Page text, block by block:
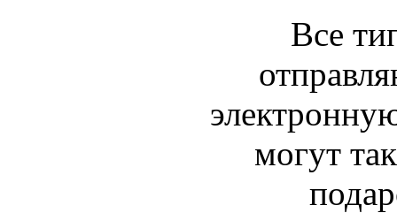
Все
могут